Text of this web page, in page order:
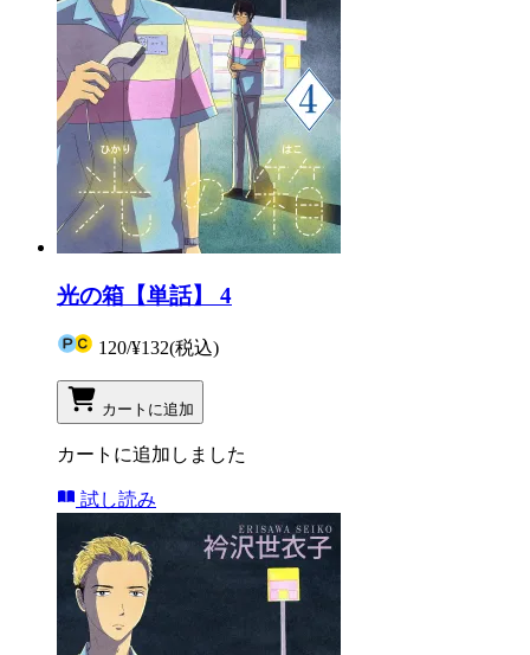
光の箱【単話】 4
120/¥132(税込)
カートに追加
カートに追加しました
試し読み